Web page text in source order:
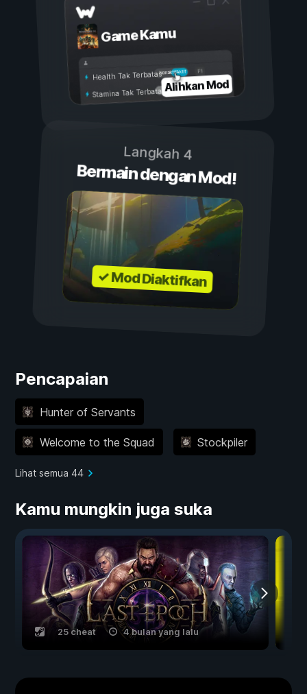
Game Kamu
Aktif
Nonaktif
Health Tak Terbatas
Stamina Tak TerbatasAlihkan Mod
Langkah 4
Bermain dengan Mod!
✓ Mod Diaktifkan
Pencapaian
Hunter of Servants
Welcome to the Squad Stockpiler
Lihat semua 44
Kamu mungkin juga suka
25 cheat 4 bulan yang lalu